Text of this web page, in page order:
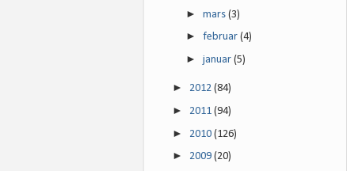
►mars(3)
►februar(4)
►januar(5)
► 2012 (84)
► 2011 (94)
► 2010 (126)
► 2009 (20)